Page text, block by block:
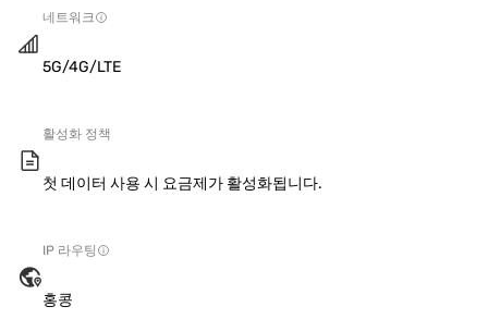
네트워크
5G/4G/LTE
활성화 정책
첫 데이터 사용 시 요금제가 활성화됩니다.
IP 라우팅
홍콩